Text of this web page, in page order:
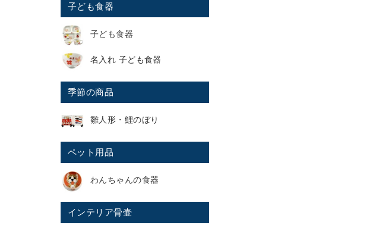
子ども食器
子ども食器
名入れ 子ども食器
季節の商品
雛人形・鯉のぼり
ペット用品
わんちゃんの食器
インテリア骨壷